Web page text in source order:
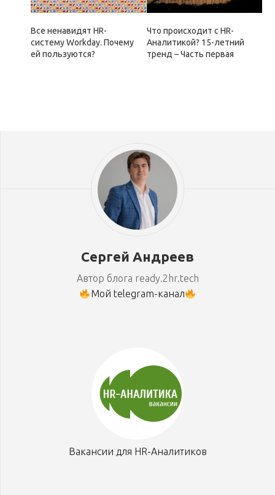
Все ненавидят HR-
систему Workday. Почему
ей пользуются?
Что происходит с HR-
Аналитикой? 15-летний
тренд – Часть первая
Сергей Андреев
Автор блога ready.2hr.tech
Мой telegram-канал
Вакансии для HR-Аналитиков